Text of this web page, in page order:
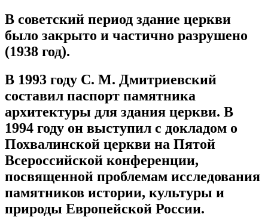
В советский период здание церкви
было закрыто и частично разрушено
(1938 год).
В 1993 году С. М. Дмитриевский
составил паспорт памятника
архитектуры для здания церкви. В
1994 году он выступил с докладом о
Похвалинской церкви на Пятой
Всероссийской конференции,
посвященной проблемам исследования
памятников истории, культуры и
природы Европейской России.